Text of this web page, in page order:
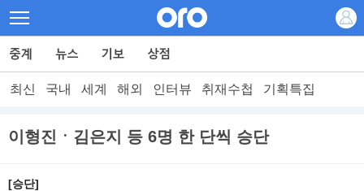
최신 국내 세계 해외 인터뷰 취재수첩 기획특집
이형진ㆍ김은지 등 6명 한 단씩 승단
[승단]